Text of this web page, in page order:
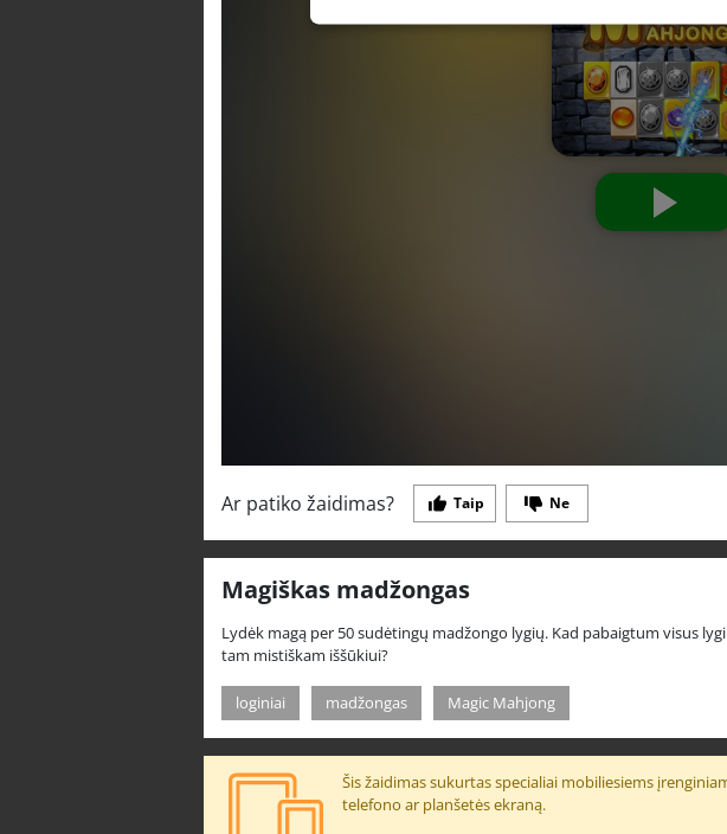
Ar patiko žaidimas? Taip Ne
Magiškas madžongas
Lydėk magą per 50 sudėtingų madžongo lygių. Kad pabaigtum visus
tam mistiškam iššūkiui?
loginiai madžongas Magic Mahjong
Šis žaidimas sukurtas specialiai mobiliesiems
telefono ar planšetės ekraną.